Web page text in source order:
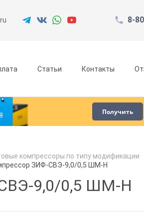
8-
Статьи Контакты
Получить
компрессоры по типу модификации
ЗИФ-СВЭ-9,0/0,5 ШМ-Н
СВЭ-9,0/0,5 ШМ-Н